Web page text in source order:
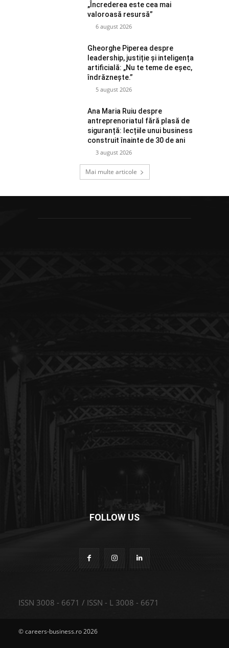
„Încrederea este cea mai
valoroasă resursă”
6 august 2026
Gheorghe Piperea despre
leadership, justiție și inteligența
artificială: „Nu te teme de eșec,
îndrăznește.”
5 august 2026
Ana Maria Ruiu despre
antreprenoriatul fără plasă de
siguranță: lecțiile unui business
construit înainte de 30 de ani
3 august 2026
Mai multe articole
FOLLOW US
ISSN 3008 - 6671 / ISSN - L 3008 - 6671
© careers-business.ro 2026